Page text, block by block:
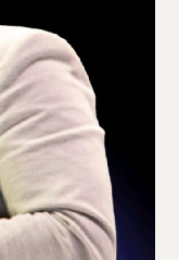
especialista
Experience.
INGLÊS
ESPAÑA
MADRID